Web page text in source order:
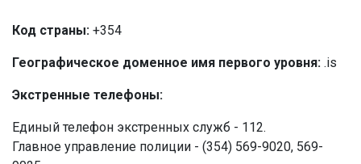
Код страны: +354
Географическое доменное имя первого уровня: .is
Экстренные телефоны:
Единый телефон экстренных служб - 112.
Главное управление полиции - (354) 569-9020, 569-